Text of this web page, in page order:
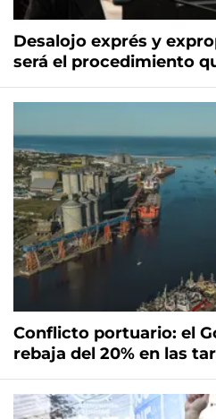
Desalojo exprés y
será el procedimiento
Conflicto portuario: el
rebaja del 20% en las